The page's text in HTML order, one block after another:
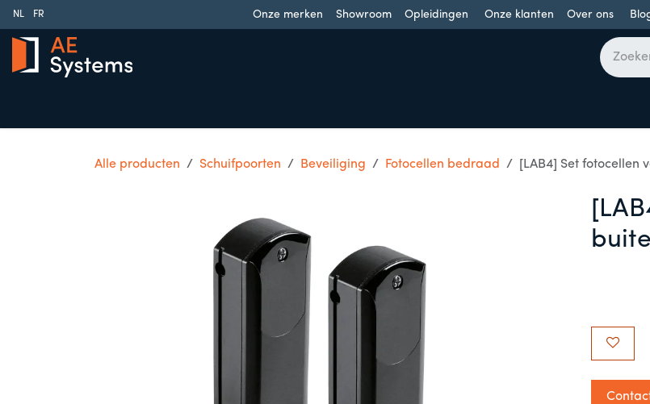
Overslaan naar inhoud
NL FR Onze merken Showroom Opleidingen Onze klanten Over ons
Alle producten Schuifpoorten Beveiliging Fotocellen bedraad [LAB4] Set fotocellen